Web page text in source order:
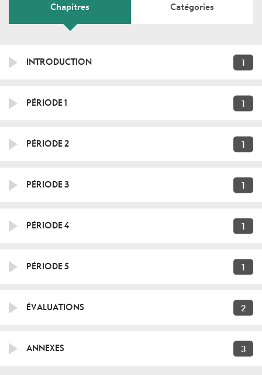
Chapitres Catégories
INTRODUCTION 1
PÉRIODE 1 1
PÉRIODE 2 1
PÉRIODE 3 1
PÉRIODE 4 1
PÉRIODE 5 1
ÉVALUATIONS 2
ANNEXES 3